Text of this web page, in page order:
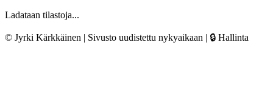
Ladataan tilastoja...
© Jyrki Kärkkäinen | Sivusto uudistettu nykyaikaan | 🔒 Hallinta